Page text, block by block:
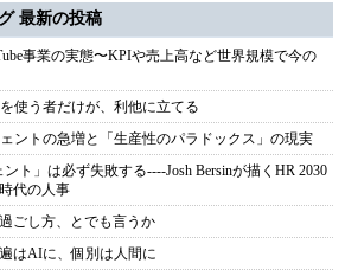
最新の投稿
事業の実態〜KPIや売上高など世界規模で今の
使う者だけが、利他に立てる
ントの急増と「生産性のパラドックス」の現実
ント」は必ず失敗する----Josh Bersinが描くHR 2030
代の人事
ごし方、とでも言うか
はAIに、個別は人間に